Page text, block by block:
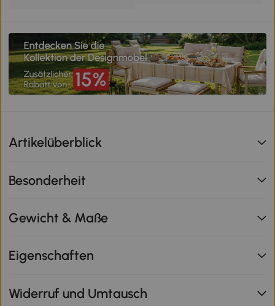
Artikelüberblick
Besonderheit
Gewicht & Maße
Eigenschaften
Widerruf und Umtausch